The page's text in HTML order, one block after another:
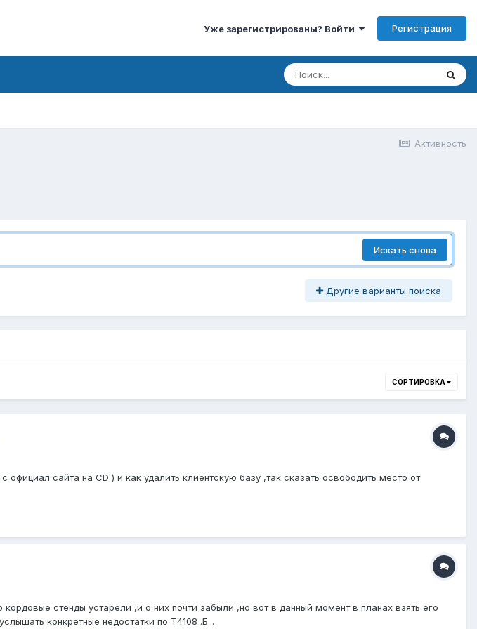
Уже зарегистрированы? Войти Регистрация
Активность
Искать снова
Другие варианты поиска
СОРТИРОВКА
сайта на CD ) и как удалить клиентскую базу ,так сказать освободить место от
стенды устарели ,и о них почти забыли ,но вот в данный момент в планах взять его
конкретные недостатки по Т4108 .Б...